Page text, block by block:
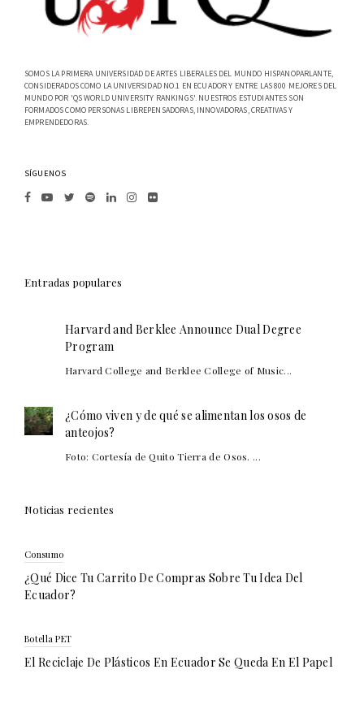
SOMOS LA PRIMERA UNIVERSIDAD DE ARTES LIBERALES DEL MUNDO HISPANOPARLANTE,
CONSIDERADOS COMO LA UNIVERSIDAD NO.1 EN ECUADOR Y ENTRE LAS 800 MEJORES DEL
MUNDO POR 'QS WORLD UNIVERSITY RANKINGS'. NUESTROS ESTUDIANTES SON
FORMADOS COMO PERSONAS LIBREPENSADORAS, INNOVADORAS, CREATIVAS Y
EMPRENDEDORAS.
SÍGUENOS
Entradas populares
Harvard and Berklee Announce Dual Degree
Program
Harvard College and Berklee College of Music...
¿Cómo viven y de qué se alimentan los osos de
anteojos?
Foto: Cortesía de Quito Tierra de Osos. ...
Noticias recientes
Consumo
¿Qué Dice Tu Carrito De Compras Sobre Tu Idea Del
Ecuador?
Botella PET
El Reciclaje De Plásticos En Ecuador Se Queda En El Papel